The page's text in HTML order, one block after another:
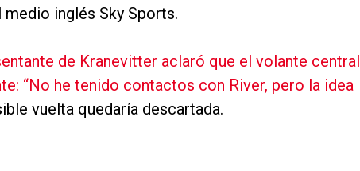
inglés Sky Sports.
de Kranevitter aclaró que el volante central
“No he tenido contactos con River, pero la idea
vuelta quedaría descartada.